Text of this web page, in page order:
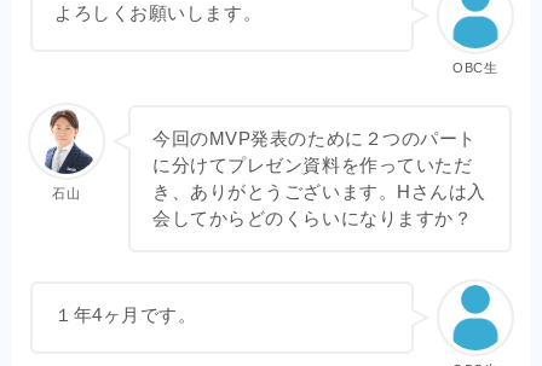
OBC生
よろしくお願いします。
石山
今回のMVP発表のために２つのパート
に分けてプレゼン資料を作っていただ
き、ありがとうございます。Hさんは入
会してからどのくらいになりますか？
１年4ヶ月です。